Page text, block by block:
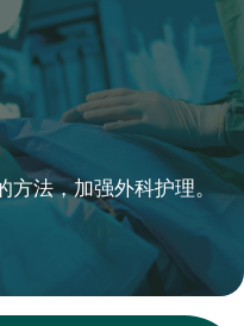
法，加强外科护理。